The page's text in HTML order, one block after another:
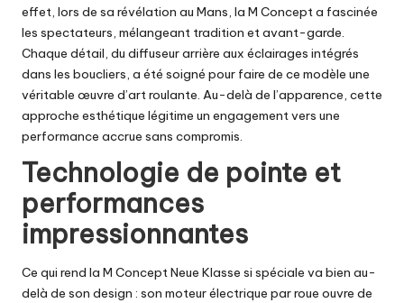
effet, lors de sa révélation au Mans, la M Concept a fascinée
les spectateurs, mélangeant tradition et avant-garde.
Chaque détail, du diffuseur arrière aux éclairages intégrés
dans les boucliers, a été soigné pour faire de ce modèle une
véritable œuvre d’art roulante. Au-delà de l’apparence, cette
approche esthétique légitime un engagement vers une
performance accrue sans compromis.
Technologie de pointe et
performances
impressionnantes
Ce qui rend la M Concept Neue Klasse si spéciale va bien au-
delà de son design : son moteur électrique par roue ouvre de